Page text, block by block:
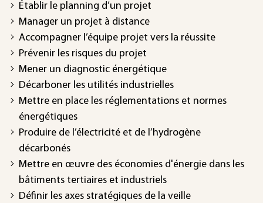
Établir le planning d’un projet
Manager un projet à distance
Accompagner l’équipe projet vers la réussite
Prévenir les risques du projet
Mener un diagnostic énergétique
Décarboner les utilités industrielles
Mettre en place les réglementations et normes
énergétiques
Produire de l’électricité et de l’hydrogène
décarbonés
Mettre en œuvre des économies d'énergie dans les
bâtiments tertiaires et industriels
Définir les axes stratégiques de la veille